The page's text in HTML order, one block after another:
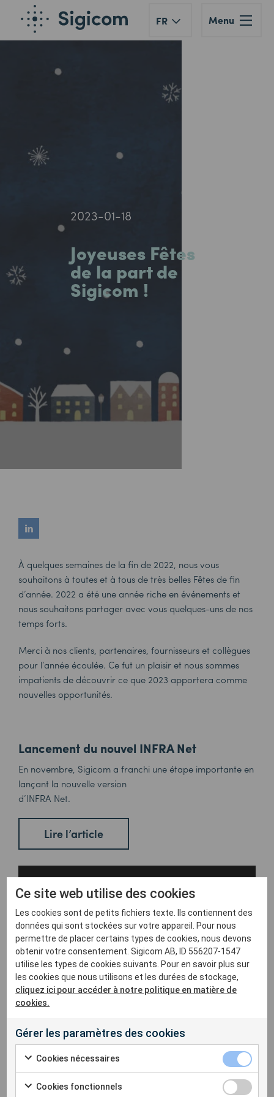
FR Menu
2023-01-18
Joyeuses Fêtes
de la part de
Sigicom !
À quelques semaines de la fin de 2022, nous vous
souhaitons à toutes et à tous de très belles Fêtes de fin
d’année. 2022 a été une année riche en événements et
nous souhaitons partager avec vous quelques-uns de nos
temps forts.
Merci à nos clients, partenaires, fournisseurs et collègues
pour l’année écoulée. Ce fut un plaisir et nous sommes
impatients de découvrir ce que 2023 apportera comme
nouvelles opportunités.
Lancement du nouvel INFRA Net
En novembre, Sigicom a franchi une étape importante en
lançant la nouvelle version
d’INFRA Net.
Lire l’article
Deux nouveaux laboratoires d’étalonnage
Avec deux nouveaux laboratoires d’étalonnage installés
en France et au Canada, nous offrons dorénavant un
Ce site web utilise des cookies
Les cookies sont de petits fichiers texte. Ils contiennent des
données qui sont stockées sur votre appareil. Pour nous
permettre de placer certains types de cookies, nous devons
obtenir votre consentement. Sigicom AB, ID 556207-1547
utilise les types de cookies suivants. Pour en savoir plus sur
les cookies que nous utilisons et les durées de stockage,
cliquez ici pour accéder à notre politique en matière de
cookies.
Gérer les paramètres des cookies
Cookies nécessaires
Cookies fonctionnels